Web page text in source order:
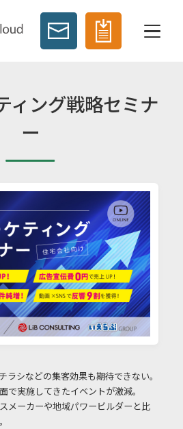
ィング戦略セミナ
ー
ラシなどの集客効果も期待できない。
で実施してきたイベントが激減。
メーカーや地域パワービルダーと比